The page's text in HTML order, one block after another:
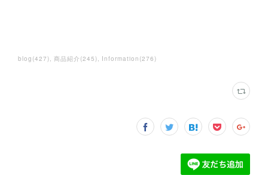
blog (427) 商品紹介 (245) Information (276)